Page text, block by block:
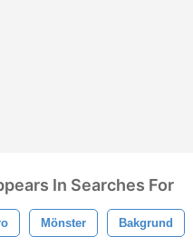
In Searches For
Mönster Bakgrund